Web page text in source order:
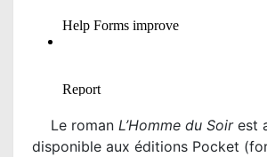
Le roman L’Homme du Soirest
disponible aux éditions Pocket